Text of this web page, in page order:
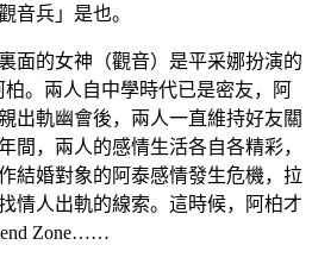
音兵」是也。
的女神（觀音）是平采娜扮演的
。兩人自中學時代已是密友，阿
出軌幽會後，兩人一直維持好友關
間，兩人的感情生活各自各精彩，
結婚對象的阿泰感情發生危機，拉
情人出軌的線索。這時候，阿柏才
Zone……